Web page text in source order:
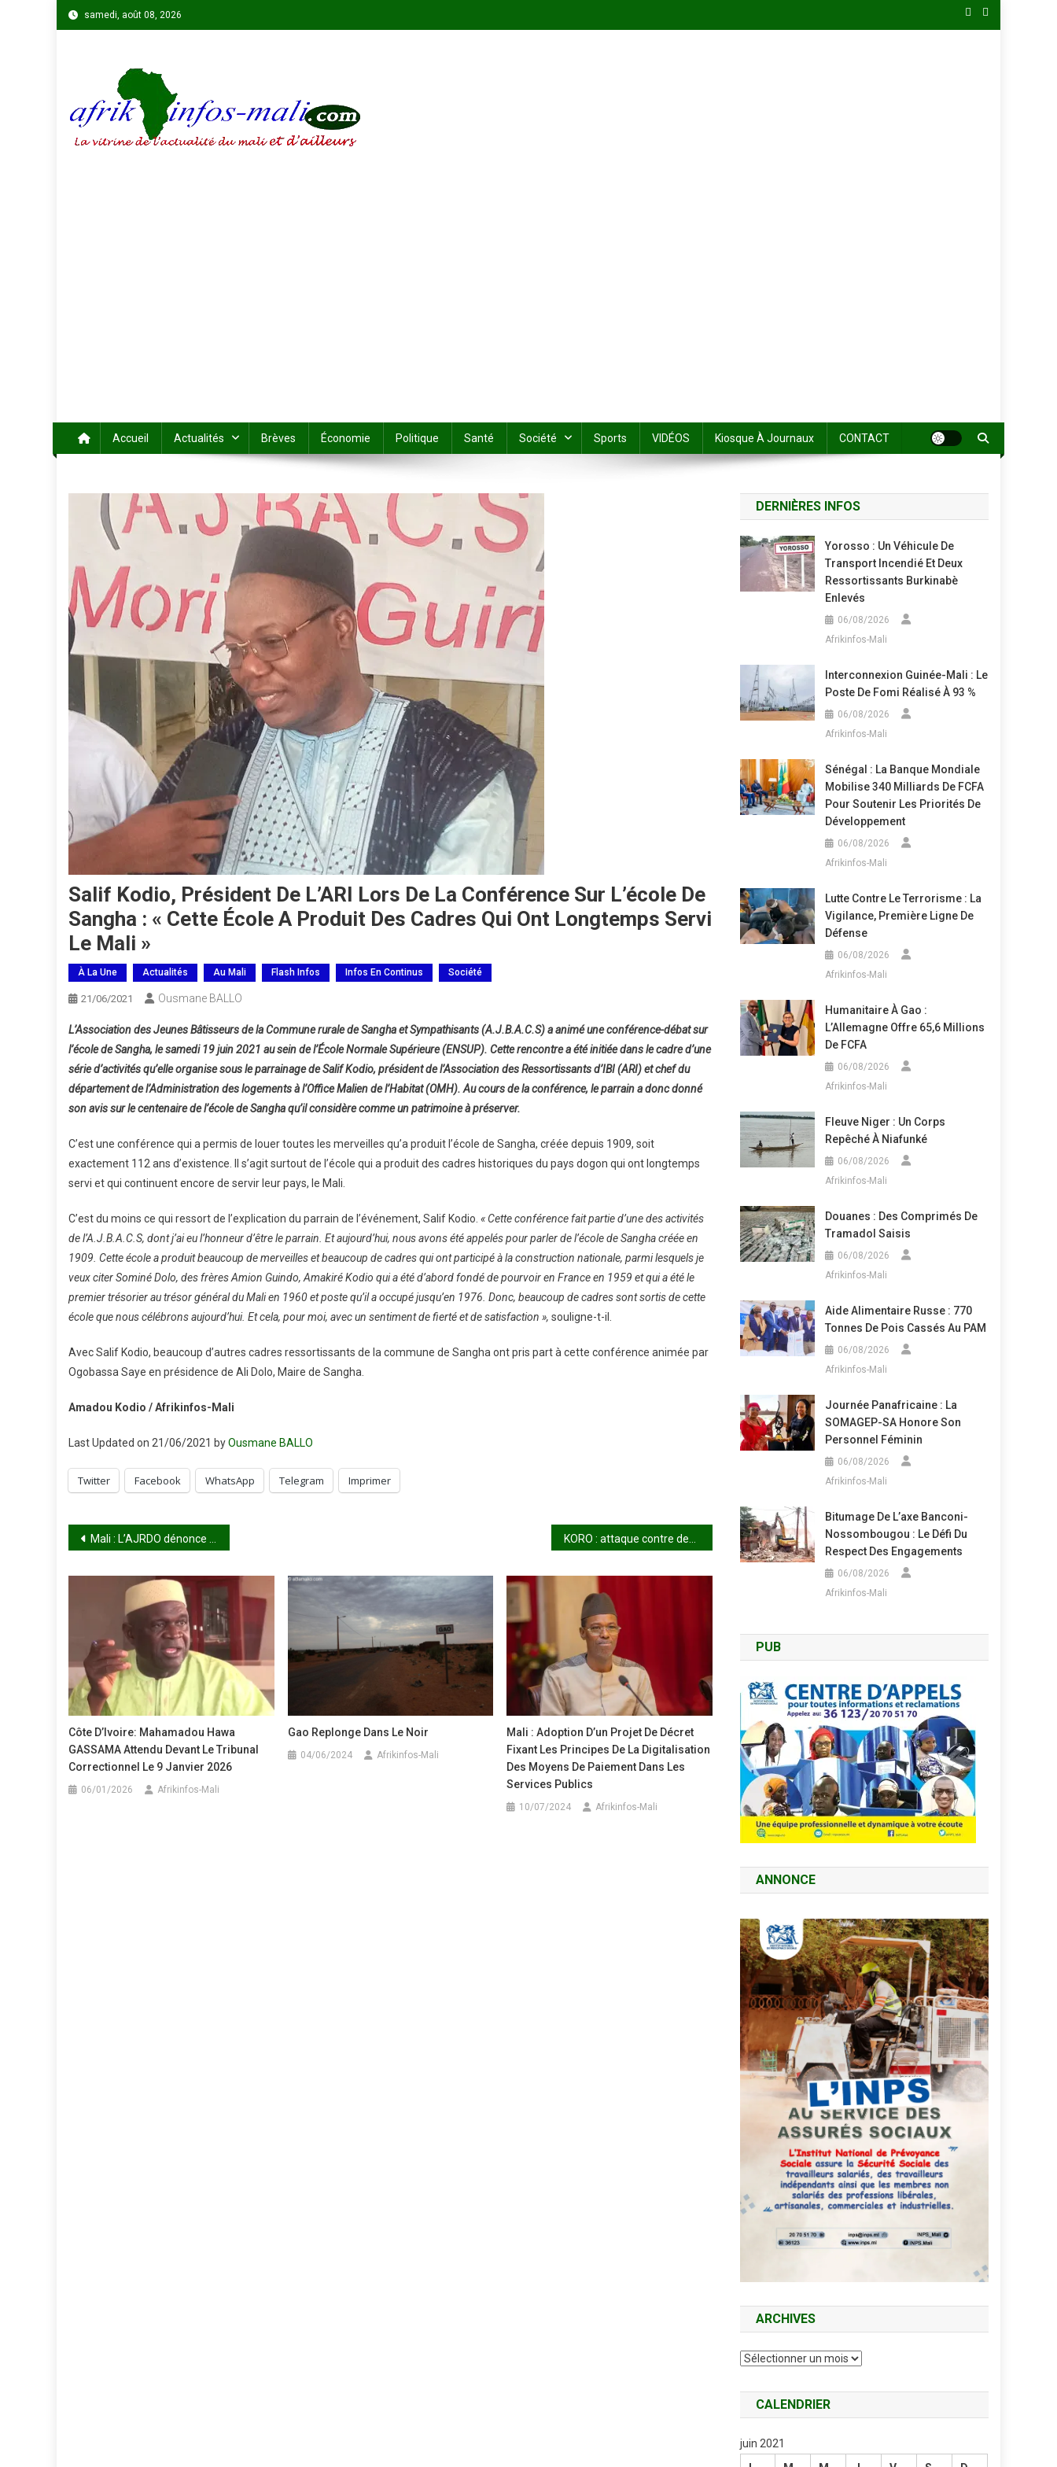
Skip
to
samedi, août 08, 2026
Accueil Actualités Brèves Économie Politique Santé Société Sports VIDÉOS Kiosque À Journaux CONTACT
Salif Kodio, Président De L’ARI Lors De La Conférence Sur L’école De
Sangha : « Cette École A Produit Des Cadres Qui Ont Longtemps Servi
Le Mali »
À La Une Actualités Au Mali Flash Infos Infos En Continus Société
21/06/2021 Ousmane BALLO
L’Association des Jeunes Bâtisseurs de la Commune rurale de Sangha et Sympathisants (A.J.B.A.C.S) a animé une conférence-débat sur
l’école de Sangha, le samedi 19 juin 2021 au sein de l’École Normale Supérieure (ENSUP). Cette rencontre a été initiée dans le cadre d’une
série d’activités qu’elle organise sous le parrainage de Salif Kodio, président de l’Association des Ressortissants d’IBI (ARI) et chef du
département de l’Administration des logements à l’Office Malien de l’Habitat (OMH). Au cours de la conférence, le parrain a donc donné
son avis sur le centenaire de l’école de Sangha qu’il considère comme un patrimoine à préserver.
C’est une conférence qui a permis de louer toutes les merveilles qu’a produit l’école de Sangha, créée depuis 1909, soit
exactement 112 ans d’existence. Il s’agit surtout de l’école qui a produit des cadres historiques du pays dogon qui ont longtemps
servi et qui continuent encore de servir leur pays, le Mali.
C’est du moins ce qui ressort de l’explication du parrain de l’événement, Salif Kodio. « Cette conférence fait partie d’une des activités
de l’A.J.B.A.C.S, dont j’ai eu l’honneur d’être le parrain. Et aujourd’hui, nous avons été appelés pour parler de l’école de Sangha créée en
1909. Cette école a produit beaucoup de merveilles et beaucoup de cadres qui ont participé à la construction nationale, parmi lesquels je
veux citer Sominé Dolo, des frères Amion Guindo, Amakiré Kodio qui a été d’abord fondé de pourvoir en France en 1959 et qui a été le
premier trésorier au trésor général du Mali en 1960 et poste qu’il a occupé jusqu’en 1976. Donc, beaucoup de cadres sont sortis de cette
école que nous célébrons aujourd’hui. Et cela, pour moi, avec un sentiment de fierté et de satisfaction », souligne-t-il.
Avec Salif Kodio, beaucoup d’autres cadres ressortissants de la commune de Sangha ont pris part à cette conférence animée par
Ogobassa Saye en présidence de Ali Dolo, Maire de Sangha.
Amadou Kodio / Afrikinfos-Mali
Last Updated on 21/06/2021 byOusmane BALLO
Twitter Facebook WhatsApp Telegram Imprimer
Navigation
de
l’article
Mali : L’AJRDO dénonce le silence des autorités face à l’embargo des djihadistes sur les villages de Dinangourou et Yoro
Côte D’Ivoire: Mahamadou Hawa
GASSAMA Attendu Devant Le Tribunal
Correctionnel Le 9 Janvier 2026
06/01/2026 Afrikinfos-Mali
Gao Replonge Dans Le Noir
04/06/2024 Afrikinfos-Mali
Mali : Adoption D’un Projet De Décret
Fixant Les Principes De La Digitalisation
Des Moyens De Paiement Dans Les
Services Publics
10/07/2024 Afrikinfos-Mali
DERNIÈRES INFOS
Yorosso : Un Véhicule De
Transport Incendié Et Deux
Ressortissants Burkinabè
Enlevés
06/08/2026
Afrikinfos-Mali
Interconnexion Guinée-Mali : Le
Poste De Fomi Réalisé À 93 %
06/08/2026
Afrikinfos-Mali
Sénégal : La Banque Mondiale
Mobilise 340 Milliards De FCFA
Pour Soutenir Les Priorités De
Développement
06/08/2026
Afrikinfos-Mali
Lutte Contre Le Terrorisme : La
Vigilance, Première Ligne De
Défense
06/08/2026
Afrikinfos-Mali
Humanitaire À Gao :
L’Allemagne Offre 65,6 Millions
De FCFA
06/08/2026
Afrikinfos-Mali
Fleuve Niger : Un Corps
Repêché À Niafunké
06/08/2026
Afrikinfos-Mali
Douanes : Des Comprimés De
Tramadol Saisis
06/08/2026
Afrikinfos-Mali
Aide Alimentaire Russe : 770
Tonnes De Pois Cassés Au PAM
06/08/2026
Afrikinfos-Mali
Journée Panafricaine : La
SOMAGEP-SA Honore Son
Personnel Féminin
06/08/2026
Afrikinfos-Mali
Bitumage De L’axe Banconi-
Nossombougou : Le Défi Du
Respect Des Engagements
06/08/2026
Afrikinfos-Mali
PUB
ANNONCE
ARCHIVES
Archives
CALENDRIER
juin 2021